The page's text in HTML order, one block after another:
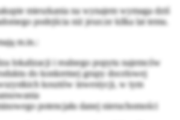
mieszkania na wynajem wymaga dziś
podejścia niż jeszcze kilka lat temu.
m.in.:
lokalizacji i realnego popytu najemców
do konkretnej grupy docelowej
kosztów inwestycji, w tym
potencjału danej nieruchomości